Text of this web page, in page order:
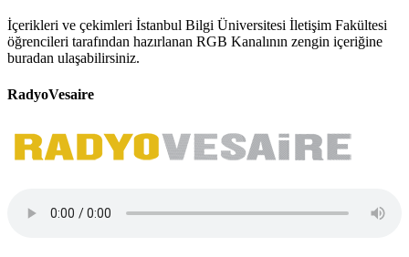
İçerikleri ve çekimleri İstanbul Bilgi Üniversitesi İletişim Fakültesi
öğrencileri tarafından hazırlanan RGB Kanalının zengin içeriğine
buradan ulaşabilirsiniz.
RadyoVesaire